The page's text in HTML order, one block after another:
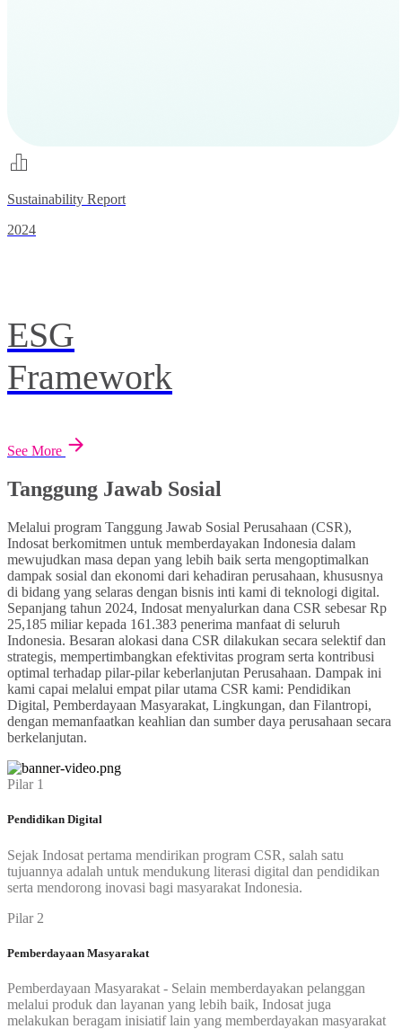
Sustainability Report
2024
ESG
Framework
See More
Tanggung Jawab Sosial
Melalui program Tanggung Jawab Sosial Perusahaan (CSR),
Indosat berkomitmen untuk memberdayakan Indonesia dalam
mewujudkan masa depan yang lebih baik serta mengoptimalkan
dampak sosial dan ekonomi dari kehadiran perusahaan, khususnya
di bidang yang selaras dengan bisnis inti kami di teknologi digital.
Sepanjang tahun 2024, Indosat menyalurkan dana CSR sebesar Rp
25,185 miliar kepada 161.383 penerima manfaat di seluruh
Indonesia. Besaran alokasi dana CSR dilakukan secara selektif dan
strategis, mempertimbangkan efektivitas program serta kontribusi
optimal terhadap pilar-pilar keberlanjutan Perusahaan. Dampak ini
kami capai melalui empat pilar utama CSR kami: Pendidikan
Digital, Pemberdayaan Masyarakat, Lingkungan, dan Filantropi,
dengan memanfaatkan keahlian dan sumber daya perusahaan secara
berkelanjutan.
Pilar 1
Pendidikan Digital
Sejak Indosat pertama mendirikan program CSR, salah satu
tujuannya adalah untuk mendukung literasi digital dan pendidikan
serta mendorong inovasi bagi masyarakat Indonesia.
Pilar 2
Pemberdayaan Masyarakat
Pemberdayaan Masyarakat - Selain memberdayakan pelanggan
melalui produk dan layanan yang lebih baik, Indosat juga
melakukan beragam inisiatif lain yang memberdayakan masyarakat